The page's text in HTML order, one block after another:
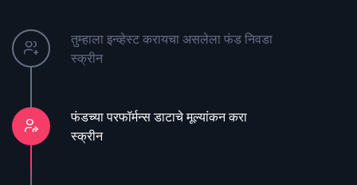
तुम्हाला इन्व्हेस्ट करायचा असलेला फंड निवडा
स्क्रीन
फंडच्या परफॉर्मन्स डाटाचे मूल्यांकन करा
स्क्रीन